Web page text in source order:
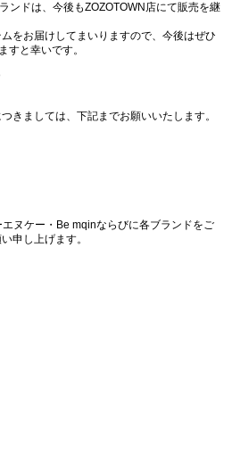
ンドは、今後もZOZOTOWN店にて販売を継
をお届けしてまいりますので、今後はぜひ
すと幸いです。
きましては、下記までお願いいたします。
ヌケー・Be mqinならびに各ブランドをご
申し上げます。